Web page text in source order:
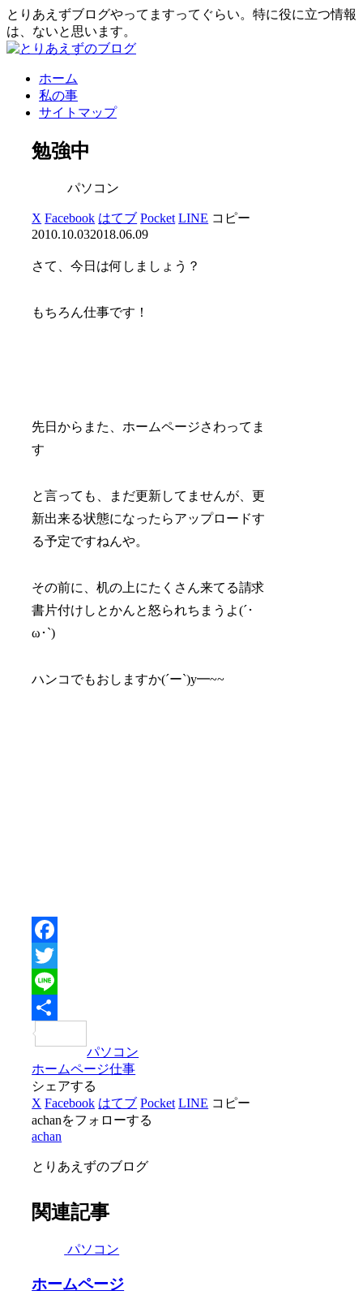
とりあえずブログやってますってぐらい。特に役に立つ情報
は、ないと思います。
ホーム
私の事
サイトマップ
勉強中
パソコン
X Facebook はてブ Pocket LINE コピー
2010.10.032018.06.09
さて、今日は何しましょう？
もちろん仕事です！
先日からまた、ホームページさわってま
す
と言っても、まだ更新してませんが、更
新出来る状態になったらアップロードす
る予定ですねんや。
その前に、机の上にたくさん来てる請求
書片付けしとかんと怒られちまうよ(´･
ω･`)
ハンコでもおしますか(´ー`)y━~~
Facebook
Twitter
Line
有
パソコン
ホームページ仕事
シェアする
X Facebook はてブ Pocket LINE コピー
achanをフォローする
achan
とりあえずのブログ
関連記事
パソコン
ホームページ